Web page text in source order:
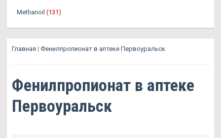
Methanoil (131)
Главная | Фенилпропионат в аптеке Первоуральск
Фенилпропионат в аптеке
Первоуральск